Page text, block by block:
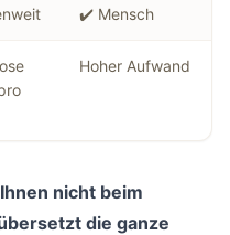
✔️ Mensch
Hoher Aufwand
nicht beim
die ganze